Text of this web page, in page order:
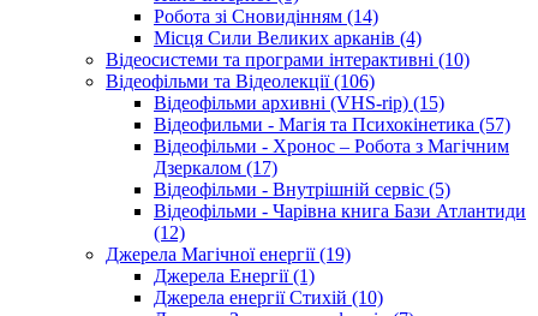
Робота зі Сновидінням (14)
Місця Сили Великих арканів (4)
Відеосистеми та програми інтерактивні (10)
Відеофільми та Відеолекції (106)
Відеофільми архивні (VHS-rip) (15)
Відеофильми - Магія та Психокінетика (57)
Відеофільми - Хронос – Робота з Магічним
Дзеркалом (17)
Відеофільми - Внутрішній сервіс (5)
Відеофільми - Чарівна книга Бази Атлантиди
(12)
Джерела Магічної енергії (19)
Джерела Енергії (1)
Джерела енергії Стихій (10)